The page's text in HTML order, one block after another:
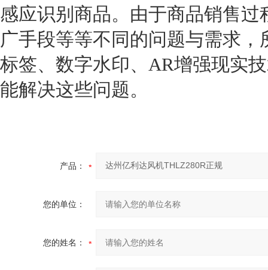
感应识别商品。由于商品销售
广手段等等不同的问题与需求
标签、数字水印、AR增强现实
能解决这些问题。
产品：
您的单位：
您的姓名：